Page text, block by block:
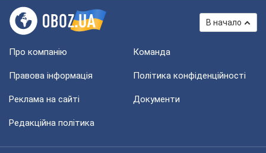
В начало
Про компанію Команда
Правова інформація Політика конфіденційності
Реклама на сайті Документи
Редакційна політика